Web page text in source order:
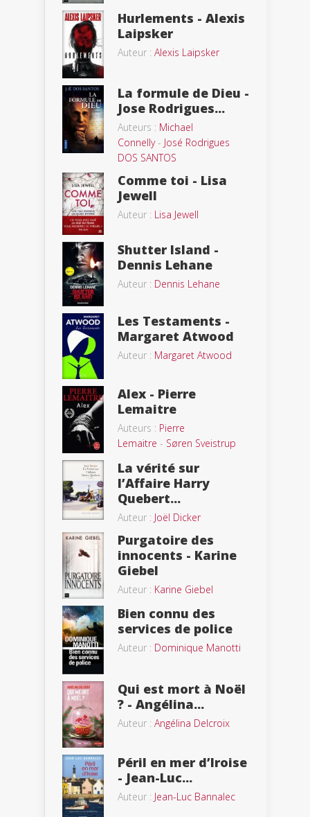
Hurlements - Alexis
Laipsker
Auteur : Alexis Laipsker
La formule de Dieu -
Jose Rodrigues...
Auteurs : Michael
Connelly- José Rodrigues
DOS SANTOS
Comme toi - Lisa
Jewell
Auteur : Lisa Jewell
Shutter Island -
Dennis Lehane
Auteur : Dennis Lehane
Les Testaments -
Margaret Atwood
Auteur : Margaret Atwood
Alex - Pierre
Lemaitre
Auteurs : Pierre
Lemaitre - Søren Sveistrup
La vérité sur
l’Affaire Harry
Quebert...
Auteur : Joël Dicker
Purgatoire des
innocents - Karine
Giebel
Auteur : Karine Giebel
Bien connu des
services de police
Auteur : Dominique Manotti
Qui est mort à Noël
? - Angélina...
Auteur : Angélina Delcroix
Péril en mer d’Iroise
- Jean-Luc...
Auteur : Jean-Luc Bannalec